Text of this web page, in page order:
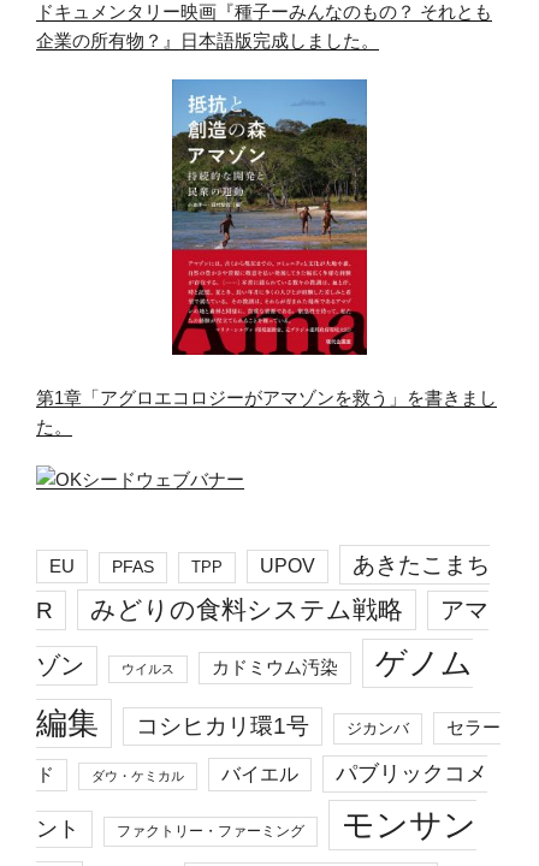
ドキュメンタリー映画『種子ーみんなのもの？ それとも
企業の所有物？』日本語版完成しました。
第1章「アグロエコロジーがアマゾンを救う」を書きまし
た。
EU PFAS TPP UPOV
あきたこまち
R
みどりの食料システム戦略 アマ
ゾン ウイルス カドミウム汚染
ゲノム
編集
コシヒカリ環1号 ジカンバ セラー
ド ダウ・ケミカル バイエル パブリックコメ
ント ファクトリー・ファーミング
モンサン